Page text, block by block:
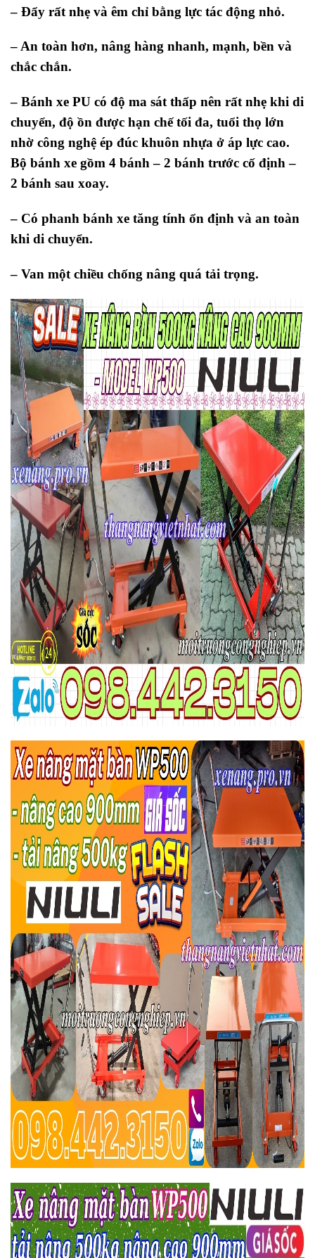
– Đẩy rất nhẹ và êm chỉ bằng lực tác động nhỏ.
– An toàn hơn, nâng hàng nhanh, mạnh, bền và
chắc chắn.
– Bánh xe PU có độ ma sát thấp nên rất nhẹ khi di
chuyển, độ ồn được hạn chế tối đa, tuổi thọ lớn
nhờ công nghệ ép đúc khuôn nhựa ở áp lực cao.
Bộ bánh xe gồm 4 bánh – 2 bánh trước cố định –
2 bánh sau xoay.
– Có phanh bánh xe tăng tính ổn định và an toàn
khi di chuyển.
– Van một chiều chống nâng quá tải trọng.